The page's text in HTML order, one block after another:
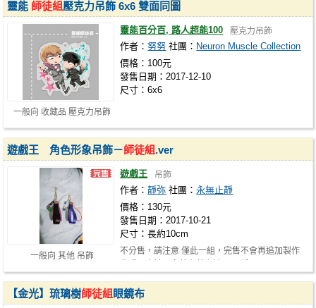
一般向 收藏品 壓克力吊飾
靈能 師徒組壓克力吊飾 6x6 雙面同圖
靈能百分百, 路人超能100 壓克力吊飾
作者：努努 社團： Neuron Muscle Collection
價格：100元
發售日期：2017-12-10
尺寸：6x6
一般向 其他 吊飾
遊戲王 角色形象吊飾－師徒組.ver
遊戲王 吊飾
作者：靜弥 社團：永無止靜
價格：130元
發售日期：2017-10-21
尺寸：長約10cm
不分售，請注意 僅此一組，完售不會再追加製作
【金光】琉璃樹師徒組 眼鏡布